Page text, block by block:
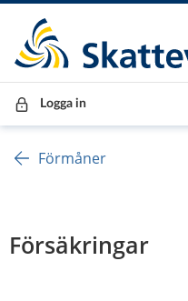
Till innehåll
Till navigationen
Till chattrobot
Logga in
Förmåner
Försäkringar